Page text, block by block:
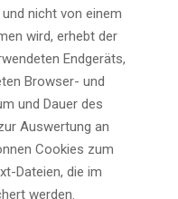
nicht von einem
wird, erhebt der
Endgeräts,
Browser- und
und Dauer des
Auswertung an
Cookies zum
Dateien, die im
werden.